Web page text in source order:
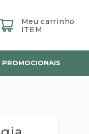
PROMOCIONAIS